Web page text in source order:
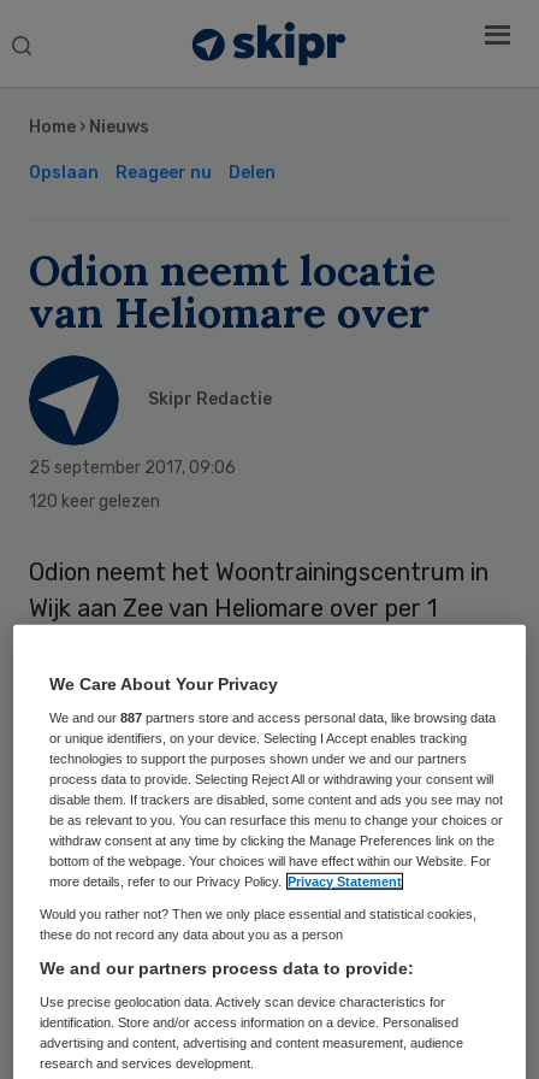
Search
Home › Nieuws
Opslaan Reageer nu Delen
Odion neemt locatie
van Heliomare over
Skipr Redactie
25 september 2017, 09:06
120 keer gelezen
Odion neemt het Woontrainingscentrum in
Wijk aan Zee van Heliomare over per 1
Heliomare tekenen vandaag voor de
overname.
Eerder dit jaar werd al bekend dat
Heliomare enkele woon- en
dagbestedingslocatiesoverdraagtaan
partnerorganisaties, die ervoor kunnen
zorgen dat de dagbesteding aansluit op
initiatieven en activiteiten in de omgeving
van cliënten. Odion is één van die
partnerorganisaties en neemt het
Woontrainingscentrum over. Hier wonen 23
Sidebar
We Care About Your Privacy
We and our887 partners store and access personal data, like browsing data
or unique identifiers, on your device. Selecting I Accept enables tracking
technologies to support the purposes shown under we and our partners
process data to provide. Selecting Reject All or withdrawing your consent will
disable them. If trackers are disabled, some content and ads you see may not
be as relevant to you. You can resurface this menu to change your choices or
withdraw consent at any time by clicking the Manage Preferences link on the
bottom of the webpage. Your choices will have effect within our Website. For
more details, refer to our Privacy Policy.
Privacy Statement
Would you rather not? Then we only place essential and statistical cookies,
these do not record any data about you as a person
We and our partners process data to provide:
Use precise geolocation data. Actively scan device characteristics for
identification. Store and/or access information on a device. Personalised
advertising and content, advertising and content measurement, audience
research and services development.